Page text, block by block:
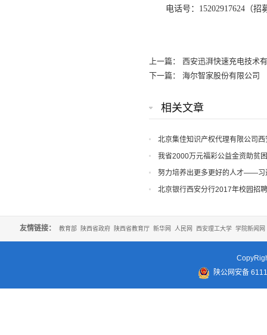
电话号：15202917624（
上一篇： 西安迅湃快速充电技术
下一篇： 海尔智家股份有限公司
相关文章
北京集佳知识产权代理有限公司西
我省2000万元福彩公益金资助贫
努力培养出更多更好的人才——习
起热烈反响
北京银行西安分行2017年校园招聘
友情链接： 教育部 陕西省政府 陕西省教育厅 新华网 人民网 西安理工大学 学院新闻网
陕公网安备